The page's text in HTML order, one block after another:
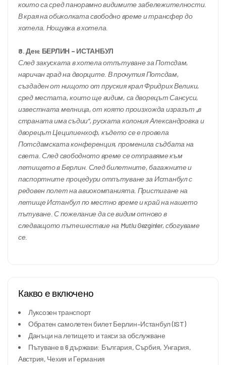
които са сред панорамно видимите забележителности.
В края на обиколката свободно време и трансфер до
хотела. Нощувка в хотела.
8. Ден: БЕРЛИН – ИСТАНБУЛ
След закуската в хотела отпътуване за Потсдам,
наричан град на дворците. В прочутия Потсдам,
създаден от нищото от пруския крал Фридрих Велики,
сред местата, които ще видим, са дворецът Сансуси,
известната мелница, от която произхожда изразът „в
страната има съдии“, руската колония Александровка и
дворецът Цецилиенхоф, където се е провела
Потсдамската конференция, променила съдбата на
света. След свободното време се отправяме към
летището в Берлин. След билетните, багажните и
паспортните процедури отпътуване за Истанбул с
редовен полет на авиокомпанията. Пристигане на
летище Истанбул по местно време и край на нашето
пътуване. С пожелание да се видим отново в
следващото пътешествие на Mutlu Gezginler, сбогуваме
се.
Какво е включено
Луксозен транспорт
Обратен самолетен билет Берлин–Истанбул (IST)
Данъци на летището и такси за обслужване
Пътуване в 6 държави: България, Сърбия, Унгария,
Австрия, Чехия и Германия